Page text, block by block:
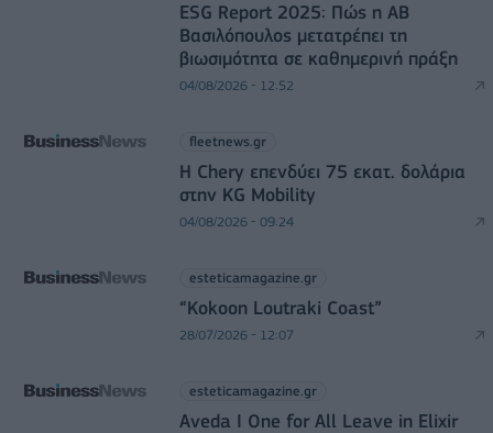
ESG Report 2025: Πώς η ΑΒ
Βασιλόπουλος μετατρέπει τη
βιωσιμότητα σε καθημερινή πράξη
04/08/2026 - 12:52
fleetnews.gr
Η Chery επενδύει 75 εκατ. δολάρια
στην KG Mobility
04/08/2026 - 09:24
esteticamagazine.gr
“Kokoon Loutraki Coast”
28/07/2026 - 12:07
esteticamagazine.gr
Aveda I One for All Leave in Elixir